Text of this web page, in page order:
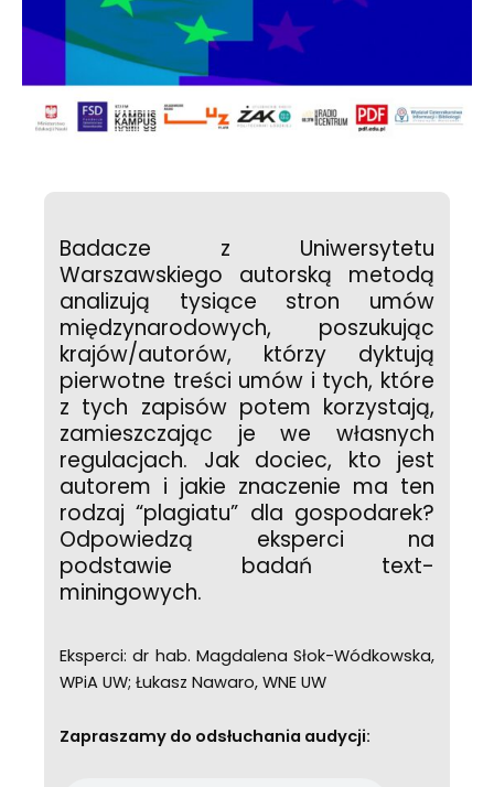
Badacze z Uniwersytetu
Warszawskiego autorską metodą
analizują tysiące stron umów
międzynarodowych, poszukując
krajów/autorów, którzy dyktują
pierwotne treści umów i tych, które
z tych zapisów potem korzystają,
zamieszczając je we własnych
regulacjach. Jak dociec, kto jest
autorem i jakie znaczenie ma ten
rodzaj “plagiatu” dla gospodarek?
Odpowiedzą eksperci na
podstawie badań text-
miningowych.
Eksperci: dr hab. Magdalena Słok-Wódkowska,
WPiA UW; Łukasz Nawaro, WNE UW
Zapraszamy do odsłuchania audycji: